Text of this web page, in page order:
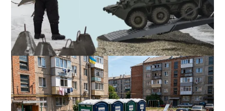
Полковник ВСУ рассказал, выдержит ли Одесса
новое наступление
2
27-07-2026 в 11:19
ВИБОР РЕДАКЦИИ